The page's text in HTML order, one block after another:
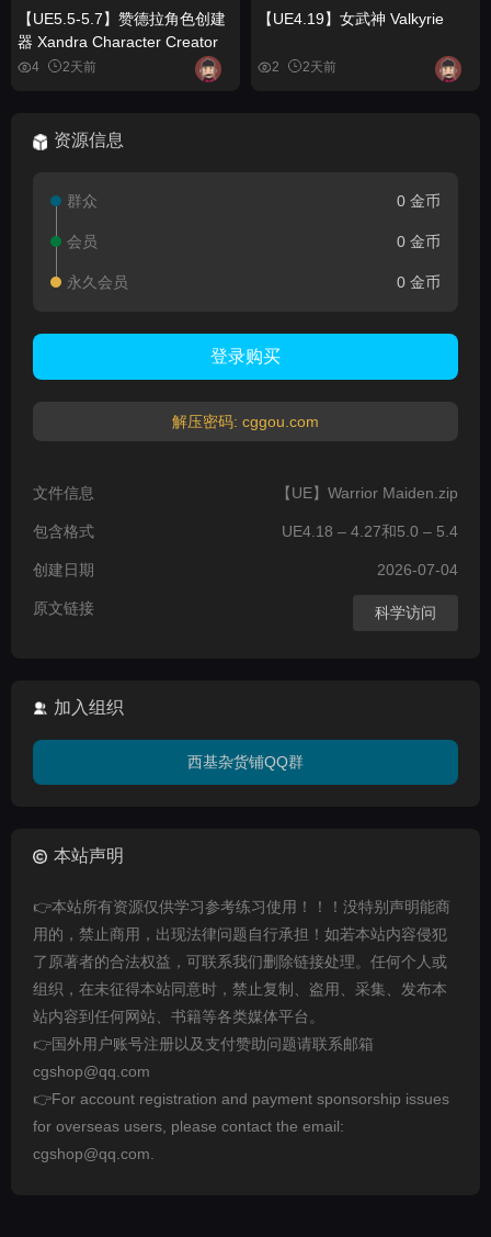
【UE5.5-5.7】赞德拉角色创建
器 Xandra Character Creator
4 2天前
【UE4.19】女武神 Valkyrie
2 2天前
资源信息
群众 0 金币
会员 0 金币
永久会员 0 金币
登录购买
解压密码: cggou.com
文件信息 【UE】Warrior Maiden.zip
包含格式 UE4.18 – 4.27和5.0 – 5.4
创建日期 2026-07-04
原文链接 科学访问
加入组织
西基杂货铺QQ群
本站声明
👉本站所有资源仅供学习参考练习使用！！！没特别声明能商
用的，禁止商用，出现法律问题自行承担！如若本站内容侵犯
了原著者的合法权益，可联系我们删除链接处理。任何个人或
组织，在未征得本站同意时，禁止复制、盗用、采集、发布本
站内容到任何网站、书籍等各类媒体平台。
👉国外用户账号注册以及支付赞助问题请联系邮箱
cgshop@qq.com
👉For account registration and payment sponsorship issues
for overseas users, please contact the email:
cgshop@qq.com.